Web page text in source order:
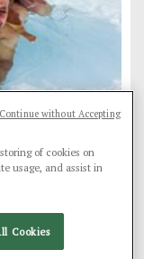
sono a
adatti a tutte
of cookies on
usage, and assist in
Cookies
Continue without Accepting